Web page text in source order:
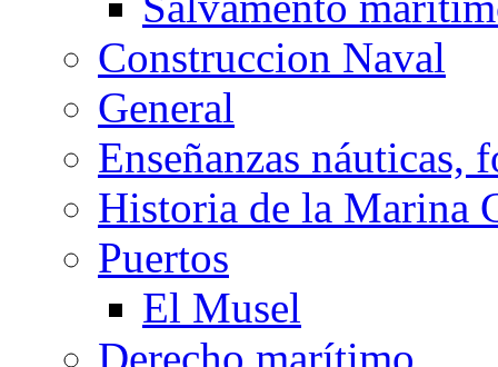
Construccion Naval
General
Enseñanzas náuticas,
Historia de la Marina
Puertos
El Musel
Derecho marítimo